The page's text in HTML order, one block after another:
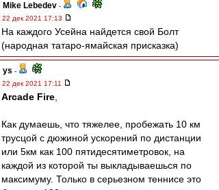
Mike Lebedev -
22 дек 2021 17:13
На каждого Усейна найдется свой Болт
(народная татаро-ямайская присказка)
ys -
22 дек 2021 17:11
Arcade Fire
Как думаешь, что тяжелее, пробежать 10 км
трусцой с дюжиной ускорений по дистанции
или 5км как 100 пятидесятиметровок, на
каждой из которой ты выкладываешься по
максимуму. Только в серьезном теннисе это